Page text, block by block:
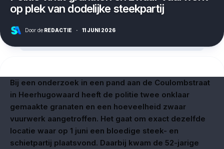
op plek van dodelijke steekpartij
Door de REDACTIE · 11 JUNI 2026
Bij een onderzoek in een pand aan de Coulombstraat
in Heerhugowaard heeft de politie twee onklaar
gemaakte granaten en een hoeveelheid zwaar
vuurwerk aangetroffen. Het gaat om exact dezelfde
locatie waar op 1 juni een bloedige steek- en
schietpartij plaatsvond. Daarbij kwam de 52-jarige